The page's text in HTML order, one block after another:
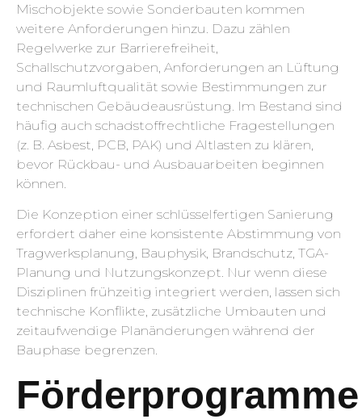
Mischobjekte sowie Sonderbauten kommen
weitere Anforderungen hinzu. Dazu zählen
Regelwerke zur Barrierefreiheit,
Schallschutzvorgaben, Anforderungen an Lüftung
und Raumluftqualität sowie Bestimmungen zur
technischen Gebäudeausrüstung. Im Bestand sind
häufig auch schadstoffrechtliche Fragestellungen
(z. B. Asbest, PCB, PAK) und Altlasten zu klären,
bevor Rückbau- und Ausbauarbeiten beginnen
können.
Die Konzeption einer schlüsselfertigen Sanierung
erfordert daher eine konsistente Abstimmung von
Tragwerksplanung, Bauphysik, Brandschutz, TGA-
Planung und Nutzungskonzept. Nur wenn diese
Disziplinen frühzeitig integriert werden, lassen sich
technische Konflikte, zusätzliche Umbauten und
zeitaufwendige Planänderungen während der
Bauphase begrenzen.
Förderprogramme